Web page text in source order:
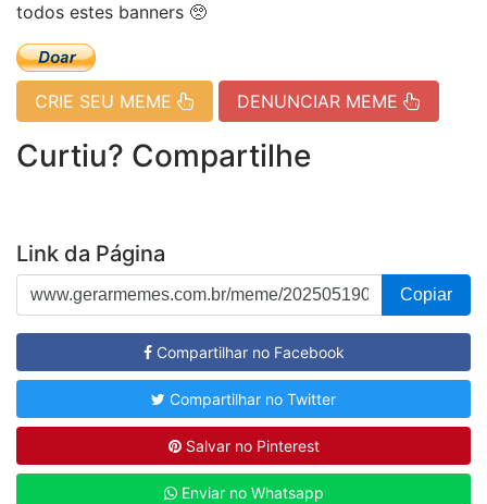
todos estes banners 🥺
CRIE SEU MEME DENUNCIAR MEME
Curtiu? Compartilhe
Link da Página
Copiar
Compartilhar no Facebook
Compartilhar no Twitter
Salvar no Pinterest
Enviar no Whatsapp